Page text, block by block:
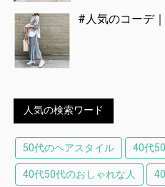
#人気のコーデ
人気の検索ワード
50代のヘアスタイル 40代
40代50代のおしゃれな人